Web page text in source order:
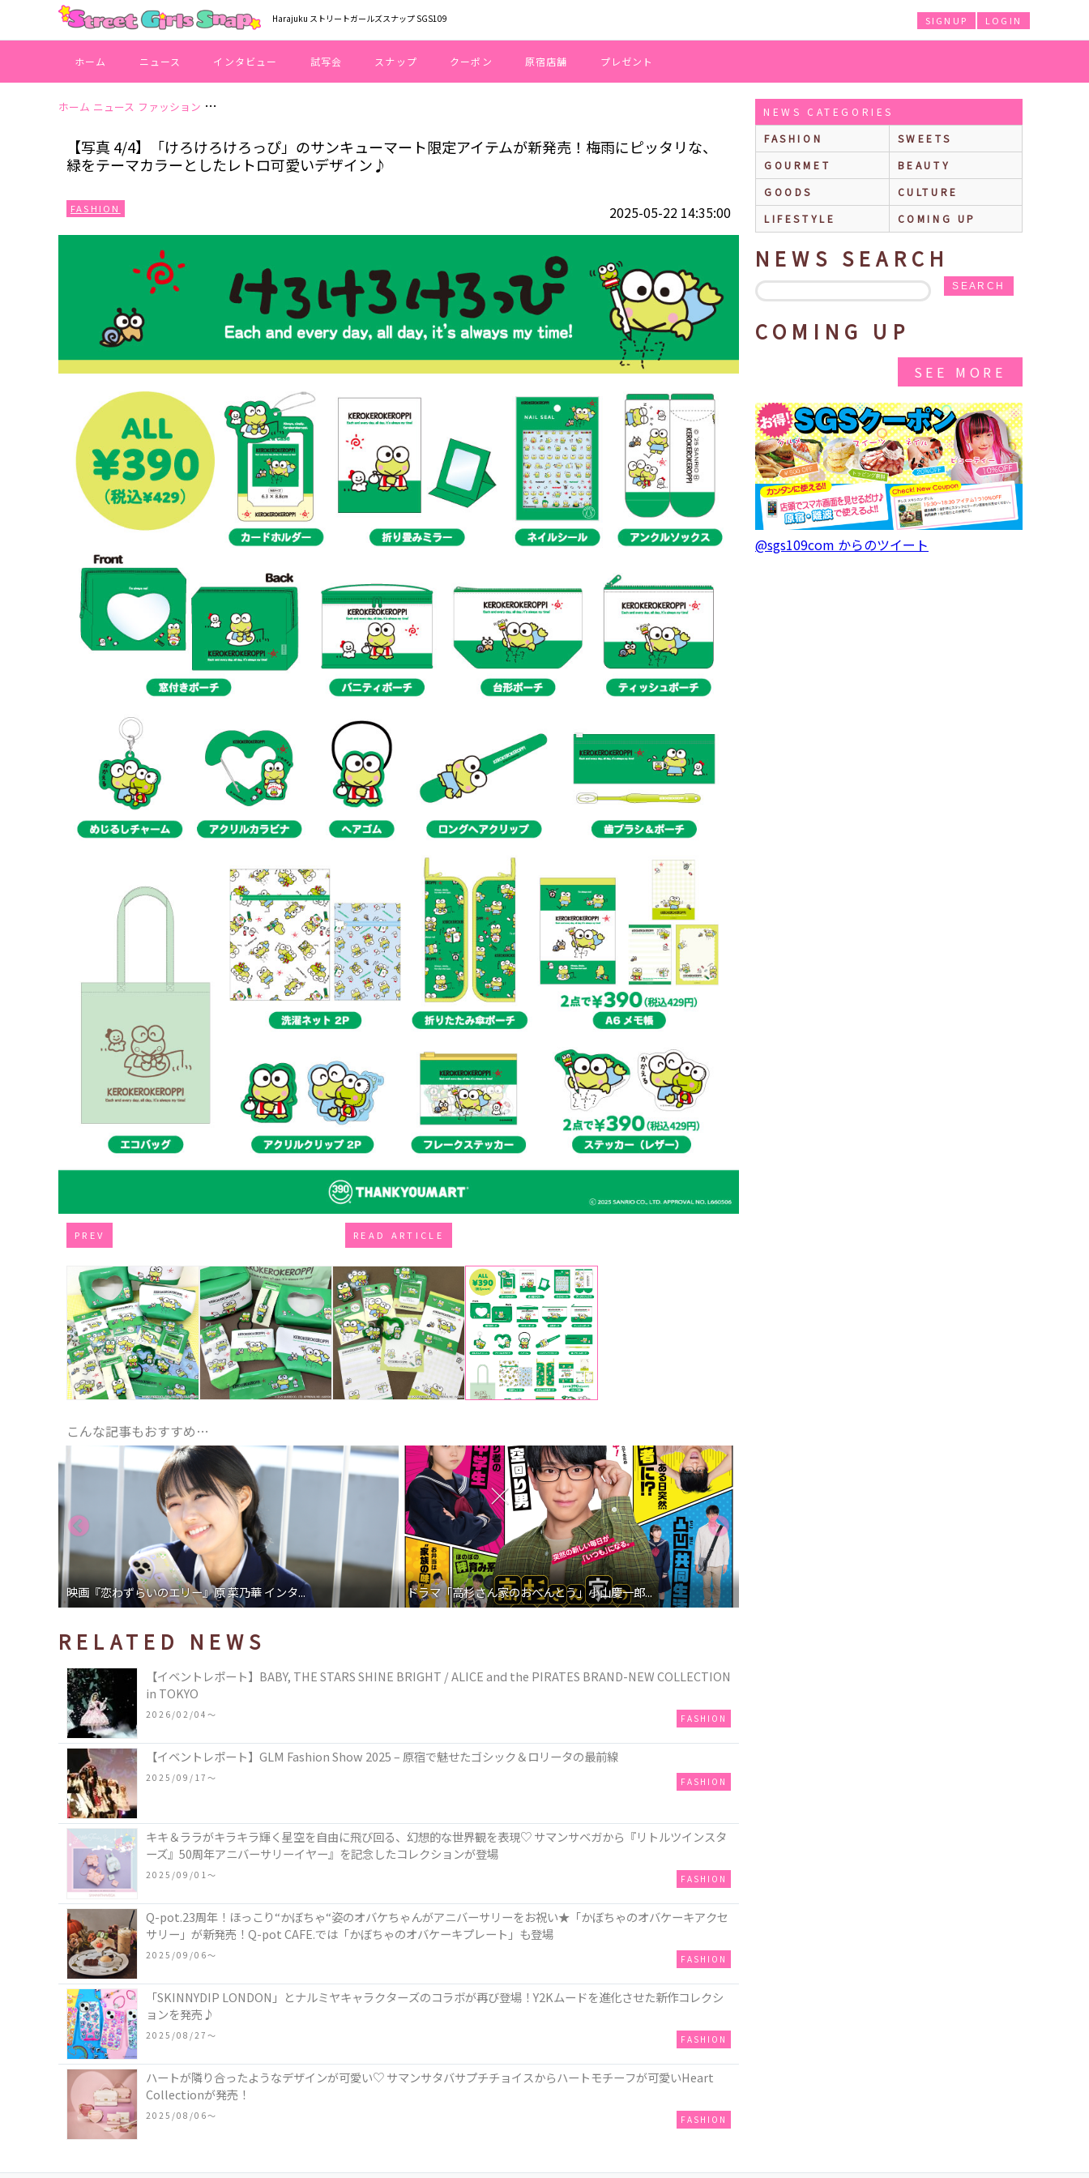
Harajuku ストリートガールズスナップ SGS109 LOGIN
SIGNUP
ホーム ニュース インタビュー 試写会 スナップ クーポン 原宿店舗 プレゼント
ホーム ニュース ファッション 【写真 4/4】「けろけろけろっぴ」のサンキューマート限定アイテムが新発売！梅雨にピッタリな、緑をテーマカラーとしたレトロ可愛いデザイン♪
【写真 4/4】「けろけろけろっぴ」のサンキューマート限定アイテムが新発売！梅雨にピッタリな、
緑をテーマカラーとしたレトロ可愛いデザイン♪
FASHION 2025-05-22 14:35:00
PREV READ ARTICLE
こんな記事もおすすめ…
乃華 インタ... ドラマ「高杉さん家のおべんとう」小山慶一郎... 映画『わたしの幸せな結婚』髙石あかり インタ...
RELATED NEWS
【イベントレポート】BABY, THE STARS SHINE BRIGHT / ALICE and the PIRATES BRAND-NEW COLLECTION
in TOKYO
2026/02/04〜 FASHION
【イベントレポート】GLM Fashion Show 2025 – 原宿で魅せたゴシック＆ロリータの最前線
2025/09/17〜 FASHION
キキ＆ララがキラキラ輝く星空を自由に飛び回る、幻想的な世界観を表現♡ サマンサベガから『リトルツインスタ
ーズ』50周年アニバーサリーイヤー』を記念したコレクションが登場
2025/09/01〜 FASHION
Q-pot.23周年！ほっこり“かぼちゃ“姿のオバケちゃんがアニバーサリーをお祝い★「かぼちゃのオバケーキアクセ
サリー」が新発売！Q-pot CAFE.では「かぼちゃのオバケーキプレート」も登場
2025/09/06〜 FASHION
「SKINNYDIP LONDON」とナルミヤキャラクターズのコラボが再び登場！Y2Kムードを進化させた新作コレクシ
ョンを発売♪
2025/08/27〜 FASHION
ハートが隣り合ったようなデザインが可愛い♡ サマンサタバサプチチョイスからハートモチーフが可愛いHeart
Collectionが発売！
2025/08/06〜 FASHION
NEWS CATEGORIES
FASHION
SWEETS
GOURMET
BEAUTY
GOODS
CULTURE
LIFESTYLE
COMING UP
NEWS SEARCH
SEARCH
COMING UP
SEE MORE
@sgs109com からのツイート